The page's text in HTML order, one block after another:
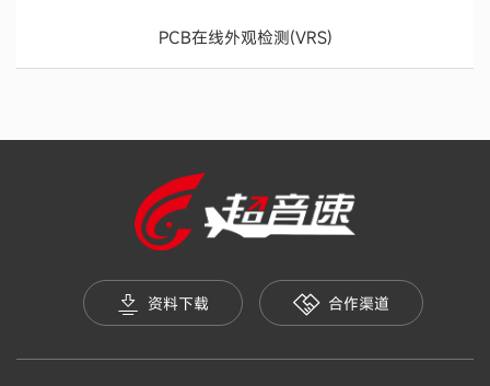
PCB在线外观检测(VRS)
资料下载 合作渠道